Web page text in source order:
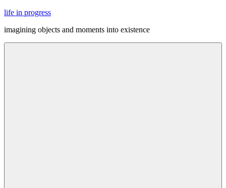
Skip
content
life in progress
imagining objects and moments into existence